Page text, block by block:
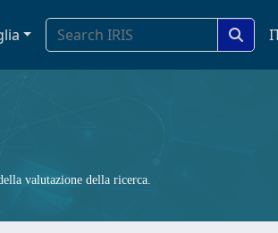
valutazione della ricerca.